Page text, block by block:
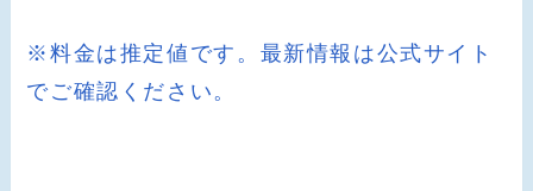
※料金は推定値です。最新情報は公式サイト
でご確認ください。